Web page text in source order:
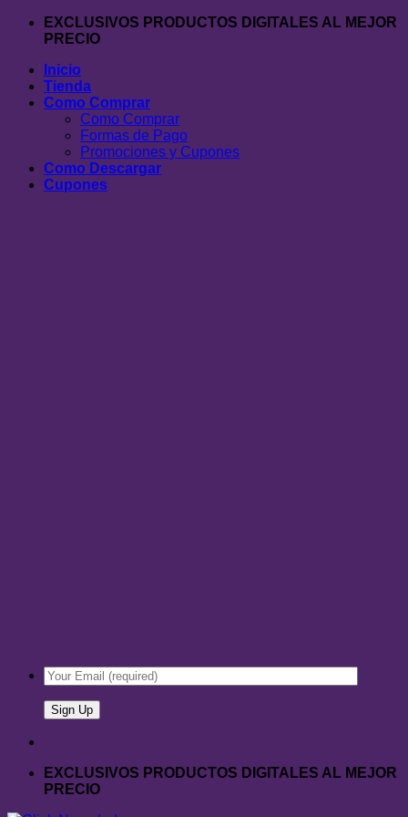
Saltar
EXCLUSIVOS PRODUCTOS DIGITALES AL MEJOR
PRECIO
Inicio
Tienda
Como Comprar
Como Comprar
Formas de Pago
Promociones y Cupones
Como Descargar
Cupones
EXCLUSIVOS PRODUCTOS DIGITALES AL MEJOR
PRECIO